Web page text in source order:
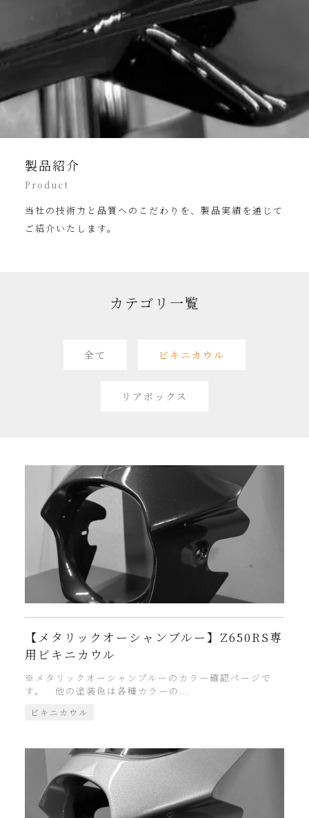
製品紹介
Product
当社の技術力と品質へのこだわりを、製品実績を通じて
ご紹介いたします。
カテゴリ一覧
全て ビキニカウル
リアボックス
【メタリックオーシャンブルー】Z650RS専
用ビキニカウル
※メタリックオーシャンブルーのカラー確認ページで
す。 他の塗装色は各種カラーの...
ビキニカウル